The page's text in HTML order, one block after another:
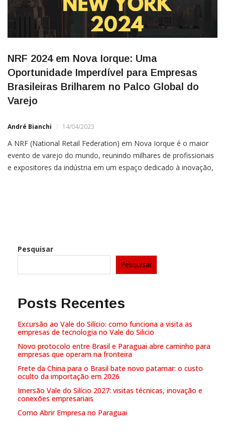
NRF 2024 em Nova Iorque: Uma
Oportunidade Imperdível para Empresas
Brasileiras Brilharem no Palco Global do
Varejo
André Bianchi 14/04/2023
A NRF (National Retail Federation) em Nova Iorque é o maior
evento de varejo do mundo, reunindo milhares de profissionais
e expositores da indústria em um espaço dedicado à inovação,
Pesquisar
Pesquisar
Posts Recentes
Excursão ao Vale do Silício: como funciona a visita as
empresas de tecnologia no Vale do Silicio
Novo protocolo entre Brasil e Paraguai abre caminho para
empresas que operam na fronteira
Frete da China para o Brasil bate novo patamar: o custo
oculto da importação em 2026
Imersão Vale do Silício 2027: visitas técnicas, inovação e
conexões empresariais
Como Abrir Empresa no Paraguai